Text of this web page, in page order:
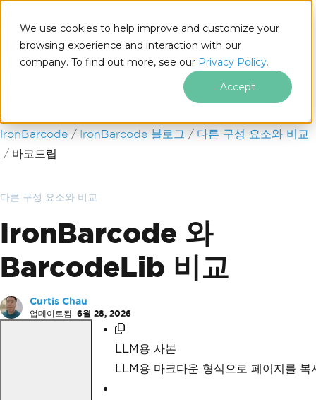
We use cookies to help improve and customize your
browsing experience and interaction with our
company. To find out more, see our Privacy Policy.
Accept
푸터 콘텐츠로 바로가기
IronBarcode IronBarcode 블로그
다른 구성 요소와 비교
바코드립
다른 구성 요소와 비교
IronBarcode 와
BarcodeLib 비교
Curtis Chau
업데이트됨: 6월 28, 2026
LLM용 사본
LLM용 마크다운 형식으로 페이지를 복